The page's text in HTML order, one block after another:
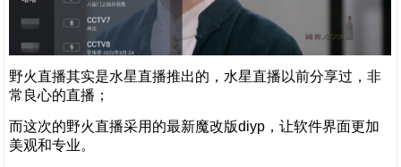
野火直播其实是水星直播推出的，水星直播以前分享过，非
常良心的直播；
而这次的野火直播采用的最新魔改版diyp，让软件界面更加
美观和专业。